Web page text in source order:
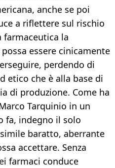
anche se poi
a riflettere sul rischio
farmaceutica la
essere cinicamente
perdendo di
etico che è alla base di
di produzione. Come ha
Tarquinio in un
fa, indegno il solo
baratto, aberrante
accettare. Senza
farmaci conduce